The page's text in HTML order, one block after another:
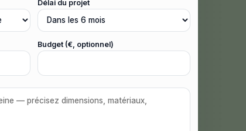
Délai du projet
Budget (€, optionnel)